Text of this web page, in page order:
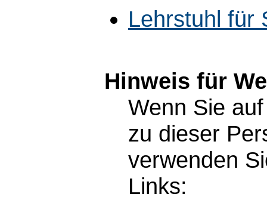
Lehrstuhl für
Hinweis für
Wenn Sie
zu dieser
verwenden
Links: